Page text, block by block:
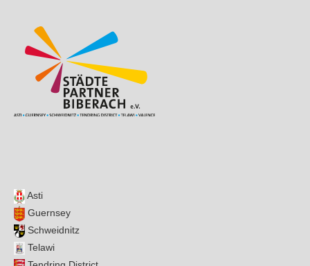
Asti
Guernsey
Schweidnitz
Telawi